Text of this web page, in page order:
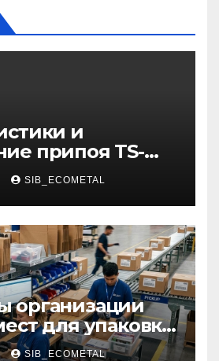
и
припоя TS-
SIB_ECOMETAL
организации
для упаковки
товаров
SIB_ECOMETAL